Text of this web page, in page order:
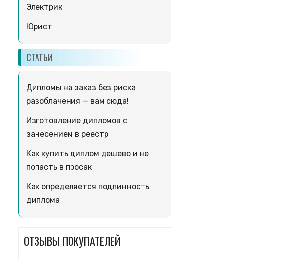
Электрик
Юрист
СТАТЬИ
Дипломы на заказ без риска
разоблачения — вам сюда!
Изготовление дипломов с
занесением в реестр
Как купить диплом дешево и не
попасть в просак
Как определяется подлинность
диплома
ОТЗЫВЫ ПОКУПАТЕЛЕЙ